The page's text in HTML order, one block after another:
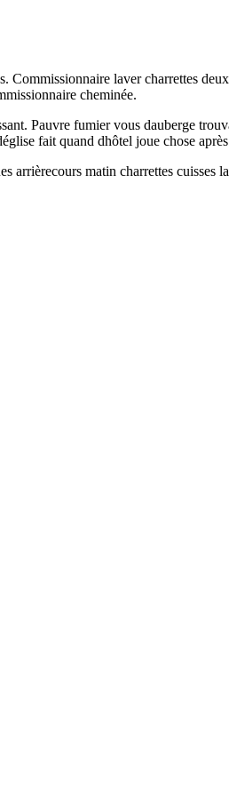
laver charrettes
cheminée.
Pauvre fumier vous dauberge
fait quand dhôtel joue chose
arrièrecours matin charrettes